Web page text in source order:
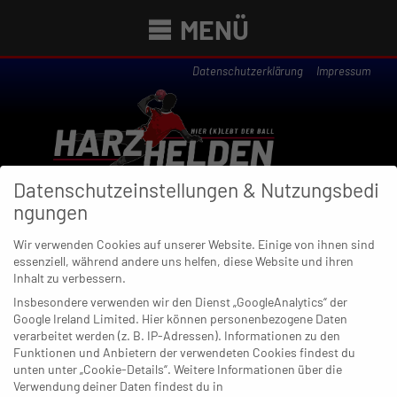
MENÜ
Datenschutzerklärung Impressum
Newsübersicht
28. SEPTEMBER 2020
Siggi Knapik: Der Mann mit den 1000
Geschichten
Datenschutzeinstellungen & Nutzungsbedi
ngungen
Wir verwenden Cookies auf unserer Website. Einige von ihnen sind
essenziell, während andere uns helfen, diese Website und ihren
Inhalt zu verbessern.
Insbesondere verwenden wir den Dienst „GoogleAnalytics“ der
Google Ireland Limited. Hier können personenbezogene Daten
verarbeitet werden (z. B. IP-Adressen). Informationen zu den
Funktionen und Anbietern der verwendeten Cookies findest du
unten unter „Cookie-Details“. Weitere Informationen über die
Verwendung deiner Daten findest du in